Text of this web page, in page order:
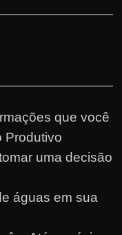
que você
Produtivo
uma decisão
águas em sua